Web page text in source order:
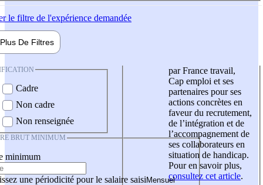
le filtre de l'expérience demandée
Plus De Filtres
Cadre
Non cadre
Non renseignée
BRUT MINIMUM
minimum
une périodicité pour le salaire saisi
par France travail,
Cap emploi et ses
partenaires pour ses
actions concrètes en
faveur du recrutement,
de l’intégration et de
l’accompagnement de
ses collaborateurs en
situation de handicap.
Pour en savoir plus,
consultez cet article.